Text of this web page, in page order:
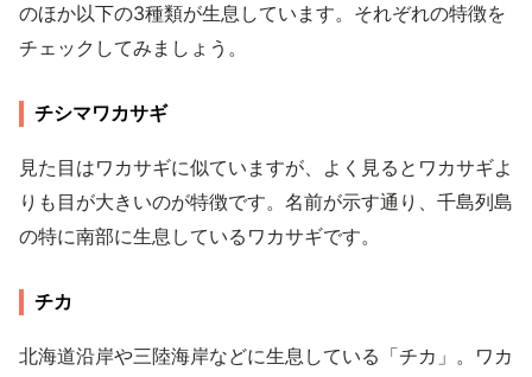
のほか以下の3種類が生息しています。それぞれの特徴を
チェックしてみましょう。
チシマワカサギ
見た目はワカサギに似ていますが、よく見るとワカサギよ
りも目が大きいのが特徴です。名前が示す通り、千島列島
の特に南部に生息しているワカサギです。
チカ
北海道沿岸や三陸海岸などに生息している「チカ」。ワカ